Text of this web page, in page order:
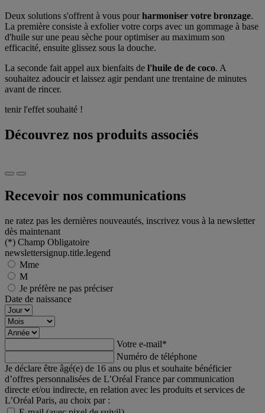
Deux solutions s'offrent à vous pourharmoniser votre bronzage.
La première consiste à exfolier votre corps avec un gommage à base
d'huile sur une peau sèche pour optimiser au maximum son
efficacité, ensuite glissez sous la douche.
La seconde fait appel aux bienfaits de l'huile de de coco. A
souhaitez adoucir et laissez agir pendant une trentaine de minutes
avant de rincer.
tenir l'effet souhaité !
Découvrez nos produits associés
Recevoir nos communications
ne ratez pas les dernières nouveautés, inscrivez vous à la newsletter
dès maintenant
(*) Champ Obligatoire
newslettersignup.title.legend
Mme
M
Je préfère ne pas préciser
Date de naissance
Votre e-mail*
Numéro de téléphone
Je déclare être âgé(e) de 16 ans ou plus et souhaite bénéficier
d’offres personnalisées de L’Oréal France par communication
directe et/ou indirecte, en relation avec les produits et services de
L’Oréal Paris, au choix par :